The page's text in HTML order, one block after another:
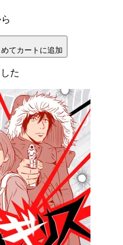
てカートに追加
た